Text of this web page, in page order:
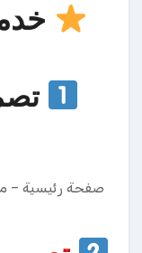
صفحة رئيسية –